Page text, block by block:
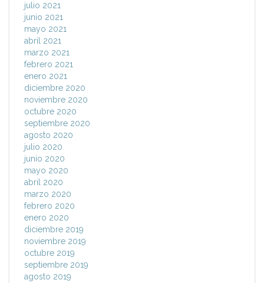
julio 2021
junio 2021
mayo 2021
abril 2021
marzo 2021
febrero 2021
enero 2021
diciembre 2020
noviembre 2020
octubre 2020
septiembre 2020
agosto 2020
julio 2020
junio 2020
mayo 2020
abril 2020
marzo 2020
febrero 2020
enero 2020
diciembre 2019
noviembre 2019
octubre 2019
septiembre 2019
agosto 2019